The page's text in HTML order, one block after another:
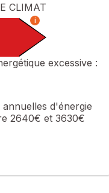
CLIMAT
i
excessive :
d'énergie
2640€ et 3630€